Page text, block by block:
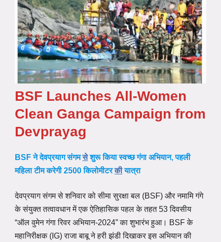
BSF Launches All-Women
Clean Ganga Campaign from
Devprayag
BSF ने देवप्रयाग संगमसेशुरू किया स्वच्छ गंगा अभियान, पहली
महिला टीम करेगी 2500 किलोमीटरकीयात्रा
देवप्रयाग संगम से शनिवार को सीमा सुरक्षा बल (BSF) और नमामि गंगे
के संयुक्त तत्वावधान में एक ऐतिहासिक पहल के तहत 53 दिवसीय
“ऑल वुमेन गंगा रिवर अभियान-2024” का शुभारंभ हुआ। BSF के
महानिरीक्षक (IG) राजा बाबू ने हरी झंडी दिखाकर इस अभियान की